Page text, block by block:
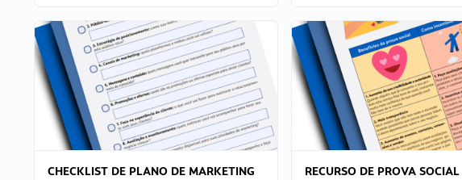
CHECKLIST DE PLANO DE MARKETING RECURSO DE PROVA SOCIAL